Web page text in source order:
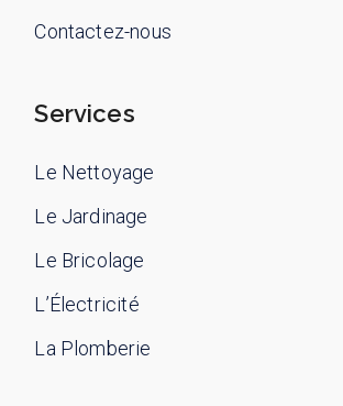
Contactez-nous
Services
Le Nettoyage
Le Jardinage
Le Bricolage
L’Électricité
La Plomberie